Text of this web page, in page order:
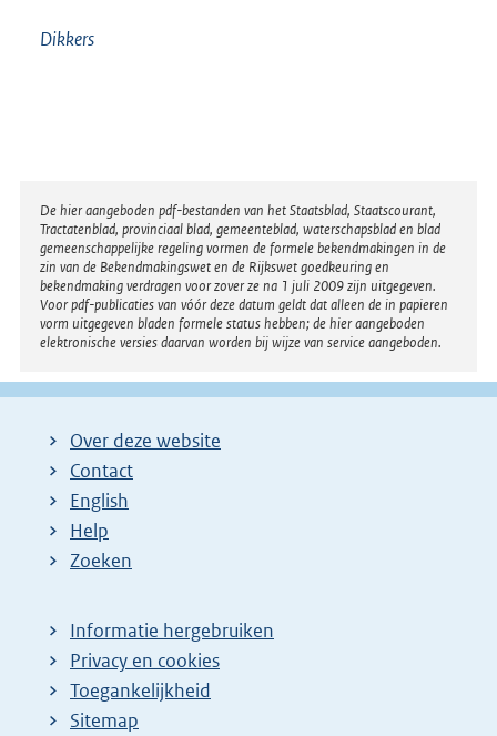
Dikkers
Disclaimer
De hier aangeboden pdf-bestanden van het Staatsblad, Staatscourant,
Tractatenblad, provinciaal blad, gemeenteblad, waterschapsblad en blad
gemeenschappelijke regeling vormen de formele bekendmakingen in de
zin van de Bekendmakingswet en de Rijkswet goedkeuring en
bekendmaking verdragen voor zover ze na 1 juli 2009 zijn uitgegeven.
Voor pdf-publicaties van vóór deze datum geldt dat alleen de in papieren
vorm uitgegeven bladen formele status hebben; de hier aangeboden
elektronische versies daarvan worden bij wijze van service aangeboden.
Over deze website
Contact
English
Help
Zoeken
Informatie hergebruiken
Privacy en cookies
Toegankelijkheid
Sitemap